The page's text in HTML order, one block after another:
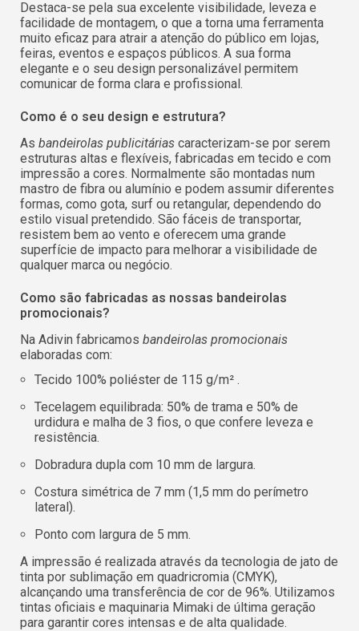
Destaca-se pela sua excelente visibilidade, leveza e
facilidade de montagem, o que a torna uma ferramenta
muito eficaz para atrair a atenção do público em lojas,
feiras, eventos e espaços públicos. A sua forma
elegante e o seu design personalizável permitem
comunicar de forma clara e profissional.
Como é o seu design e estrutura?
As bandeirolas publicitárias caracterizam-se por serem
estruturas altas e flexíveis, fabricadas em tecido e com
impressão a cores. Normalmente são montadas num
mastro de fibra ou alumínio e podem assumir diferentes
formas, como gota, surf ou retangular, dependendo do
estilo visual pretendido. São fáceis de transportar,
resistem bem ao vento e oferecem uma grande
superfície de impacto para melhorar a visibilidade de
qualquer marca ou negócio.
Como são fabricadas as nossas bandeirolas
promocionais?
Na Adivin fabricamos bandeirolas promocionais
elaboradas com:
Tecido 100% poliéster de 115 g/m² .
Tecelagem equilibrada: 50% de trama e 50% de
urdidura e malha de 3 fios, o que confere leveza e
resistência.
Dobradura dupla com 10 mm de largura.
Costura simétrica de 7 mm (1,5 mm do perímetro
lateral).
Ponto com largura de 5 mm.
A impressão é realizada através da tecnologia de jato de
tinta por sublimação em quadricromia (CMYK),
alcançando uma transferência de cor de 96%. Utilizamos
tintas oficiais e maquinaria Mimaki de última geração
para garantir cores intensas e de alta qualidade.